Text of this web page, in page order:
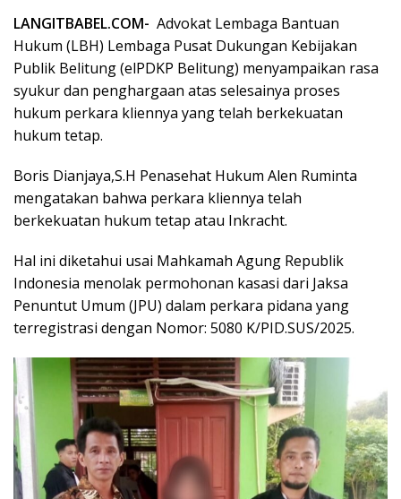
LANGITBABEL.COM- Advokat Lembaga Bantuan
Hukum (LBH) Lembaga Pusat Dukungan Kebijakan
Publik Belitung (elPDKP Belitung) menyampaikan rasa
syukur dan penghargaan atas selesainya proses
hukum perkara kliennya yang telah berkekuatan
hukum tetap.
Boris Dianjaya,S.H Penasehat Hukum Alen Ruminta
mengatakan bahwa perkara kliennya telah
berkekuatan hukum tetap atau Inkracht.
Hal ini diketahui usai Mahkamah Agung Republik
Indonesia menolak permohonan kasasi dari Jaksa
Penuntut Umum (JPU) dalam perkara pidana yang
terregistrasi dengan Nomor: 5080 K/PID.SUS/2025.